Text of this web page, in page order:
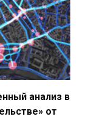
анализ в
от